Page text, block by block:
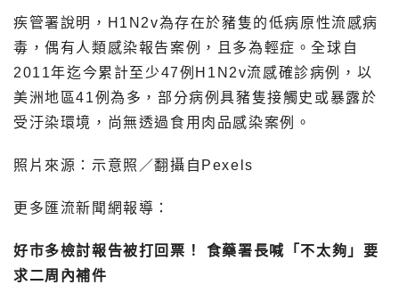
​​疾管署說明，H1N2v為存在於豬隻的低病原性流感病
毒，偶有人類感染報告案例，且多為輕症。全球自
2011年迄今累計至少47例H1N2v流感確診病例，以
美洲地區41例為多，部分病例具豬隻接觸史或暴露於
受汙染環境，尚無透過食用肉品感染案例。
照片來源：示意照／翻攝自Pexels
更多匯流新聞網報導：
好市多檢討報告被打回票！ 食藥署長喊「不太夠」要
求二周內補件